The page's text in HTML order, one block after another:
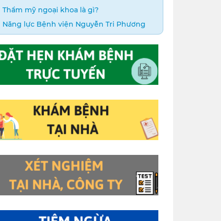
Thẩm mỹ ngoại khoa là gì?
Năng lực Bệnh viện Nguyễn Tri Phương